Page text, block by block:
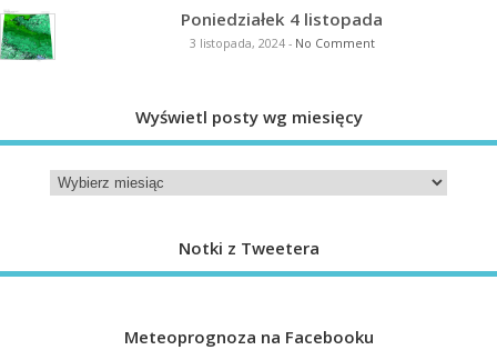
Poniedziałek 4 listopada
3 listopada, 2024- No Comment
Wyświetl posty wg miesięcy
Notki z Tweetera
Meteoprognoza na Facebooku